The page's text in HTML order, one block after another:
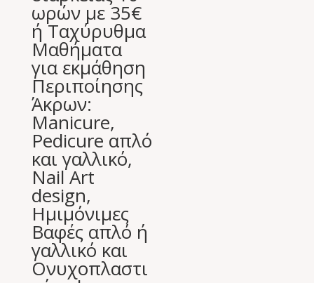
ωρών με 35€
ή Ταχύρυθμα
Μαθήματα
για εκμάθηση
Περιποίησης
Άκρων:
Manicure,
Pedicure απλό
και γαλλικό,
Nail Art
design,
Ημιμόνιμες
Βαφές απλό ή
γαλλικό και
Ονυχοπλαστι